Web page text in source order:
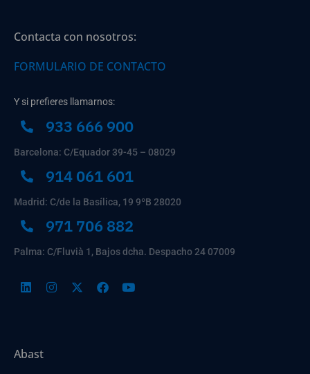
Contacta con nosotros:
FORMULARIO DE CONTACTO
Y si prefieres llamarnos:
933 666 900
Barcelona: C/Equador 39-45 – 08029
914 061 601
Madrid: C/de la Basílica, 19 9ºB 28020
971 706 882
Palma: C/Fluvià 1, Bajos dcha. Despacho 24 07009
Abast